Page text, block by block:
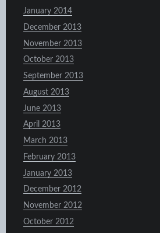
January 2014
December 2013
November 2013
October 2013
September 2013
August 2013
June 2013
April 2013
March 2013
February 2013
January 2013
December 2012
November 2012
October 2012